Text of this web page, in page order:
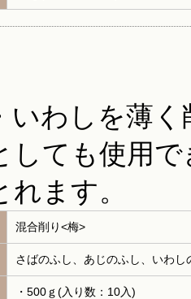
いわしを薄
しても使用
ます。
混合削り<梅>
さばのふし、あじのふし、いわし
・500ｇ(入り数：10入)